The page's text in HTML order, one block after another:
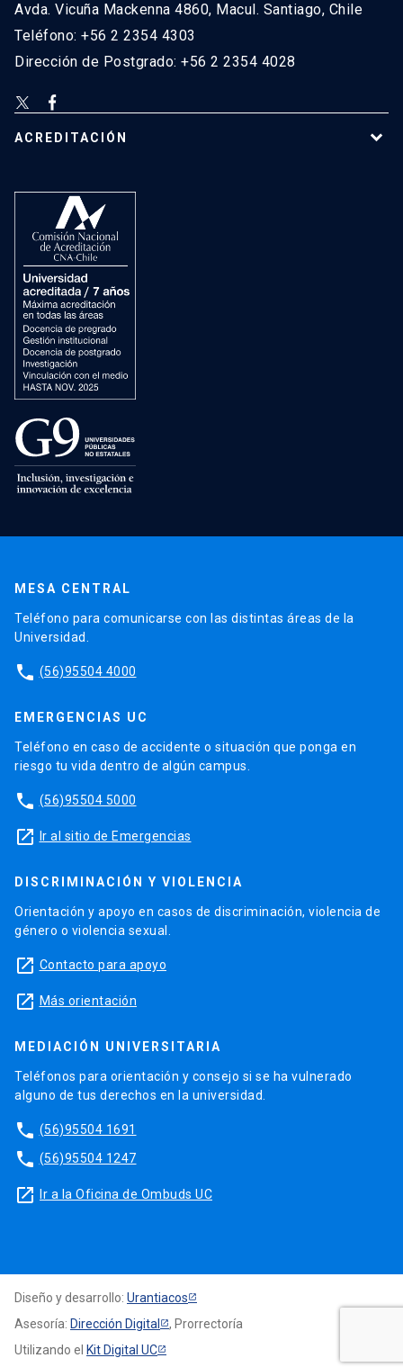
Avda. Vicuña Mackenna 4860, Macul. Santiago, Chile
Teléfono: +56 2 2354 4303
Dirección de Postgrado: +56 2 2354 4028
ACREDITACIÓN
MESA CENTRAL
Teléfono para comunicarse con las distintas áreas de la
Universidad.
phone (56)95504 4000
EMERGENCIAS UC
Teléfono en caso de accidente o situación que ponga en
riesgo tu vida dentro de algún campus.
phone (56)95504 5000
launch Ir al sitio de Emergencias
DISCRIMINACIÓN Y VIOLENCIA
Orientación y apoyo en casos de discriminación, violencia de
género o violencia sexual.
launch Contacto para apoyo
launch Más orientación
MEDIACIÓN UNIVERSITARIA
Teléfonos para orientación y consejo si se ha vulnerado
alguno de tus derechos en la universidad.
phone (56)95504 1691
phone (56)95504 1247
launch Ir a la Oficina de Ombuds UC
Diseño y desarrollo: Urantiacos
Asesoría: Dirección Digital
, Prorrectoría
Utilizando el Kit Digital UC